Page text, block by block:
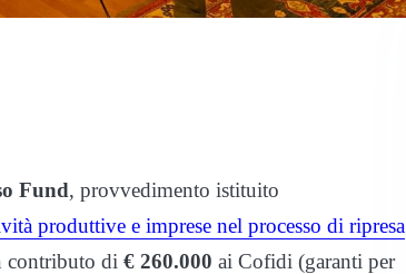
Fund, provvedimento istituito
produttive e imprese nel processo di ripresa
contributo di € 260.000 ai Cofidi (garanti per